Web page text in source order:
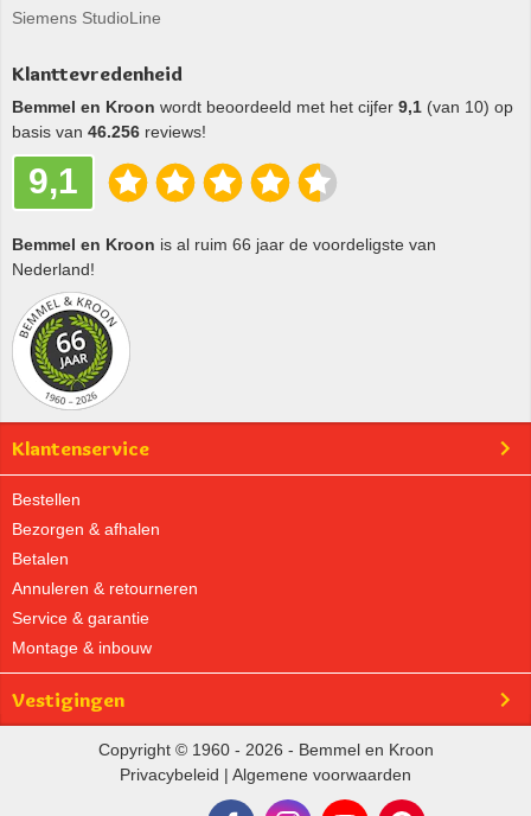
Siemens StudioLine
Klanttevredenheid
Bemmel en Kroon wordt beoordeeld met het cijfer 9,1 (van 10) op
basis van 46.256 reviews!
9,1
Bemmel en Kroon is al ruim 66 jaar de voordeligste van
Nederland!
Klantenservice
Bestellen
Bezorgen & afhalen
Betalen
Annuleren & retourneren
Service & garantie
Montage & inbouw
Vestigingen
Copyright © 1960 - 2026 - Bemmel en Kroon
Privacybeleid | Algemene voorwaarden